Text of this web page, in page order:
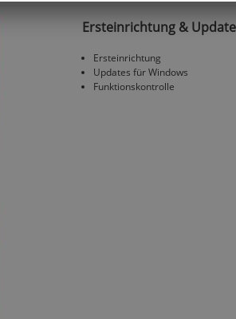
Ersteinrichtung &
Ersteinrichtung
Updates für Windows
Funktionskontrolle